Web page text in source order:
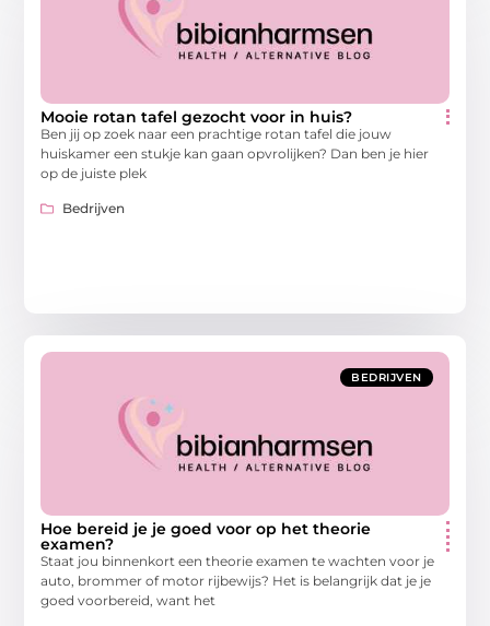
Mooie rotan tafel gezocht voor in huis?
Ben jij op zoek naar een prachtige rotan tafel die jouw
huiskamer een stukje kan gaan opvrolijken? Dan ben je hier
op de juiste plek
Bedrijven
BEDRIJVEN
Hoe bereid je je goed voor op het theorie
examen?
Staat jou binnenkort een theorie examen te wachten voor je
auto, brommer of motor rijbewijs? Het is belangrijk dat je je
goed voorbereid, want het